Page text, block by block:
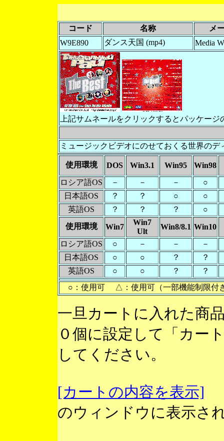
コード 名称
メ
W9E890
ダンス天国 (mp4) Media
上記サムネールをクリックするとパッケー
ミュージックビデオにのせておくる世界のデ
使用環境 DOS Win3.1 Win95
Win98
ロシア語OS
－ － －
○
日本語OS
？ ？ ○
○
英語OS
？ ？ ？
○
使用環境
Win7
Win7
Ult
Win8/8.1 Win10
ロシア語OS
○ － －
－
日本語OS
○ ○ ？
？
英語OS
○ ○ ？
？
○：使用可 △：使用可（一部機能制限
一旦カートに入れた商
０個に設定して「カー
してください。
[カートの内容を表示]
のウィンドウに表示さ